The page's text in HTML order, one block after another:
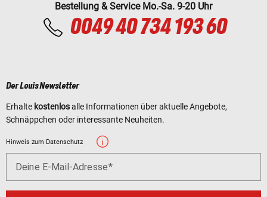
Bestellung & Service Mo.-Sa. 9-20 Uhr
0049 40 734 193 60
Der Louis Newsletter
Erhalte kostenlosalle Informationen über aktuelle Angebote,
Schnäppchen oder interessante Neuheiten.
Hinweis zum Datenschutz
Deine E-Mail-Adresse